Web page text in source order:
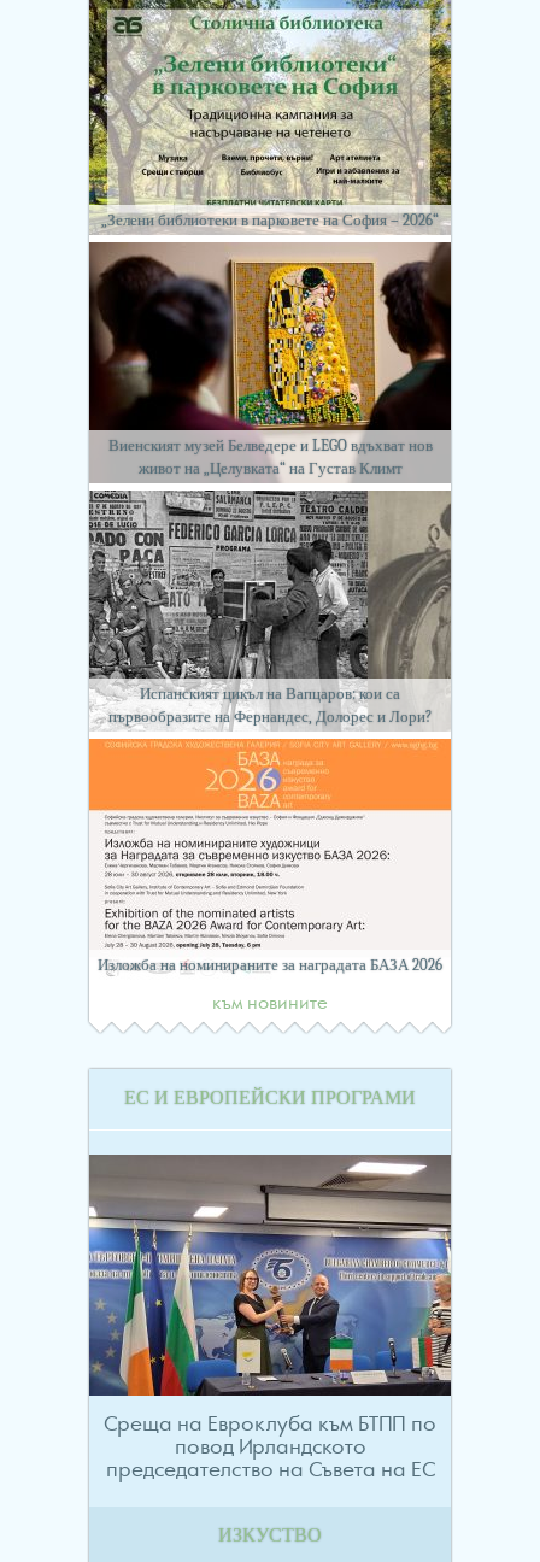
„Зелени библиотеки в парковете на София – 2026“
Виенският музей Белведере и LEGO вдъхват нов
живот на „Целувката“ на Густав Климт
Испанският цикъл на Вапцаров: кои са
първообразите на Фернандес, Долорес и Лори?
Изложба на номинираните за наградата БАЗА 2026
към новините
ЕС И ЕВРОПЕЙСКИ ПРОГРАМИ
Среща на Евроклуба към БТПП по
повод Ирландското
председателство на Съвета на ЕС
ИЗКУСТВО